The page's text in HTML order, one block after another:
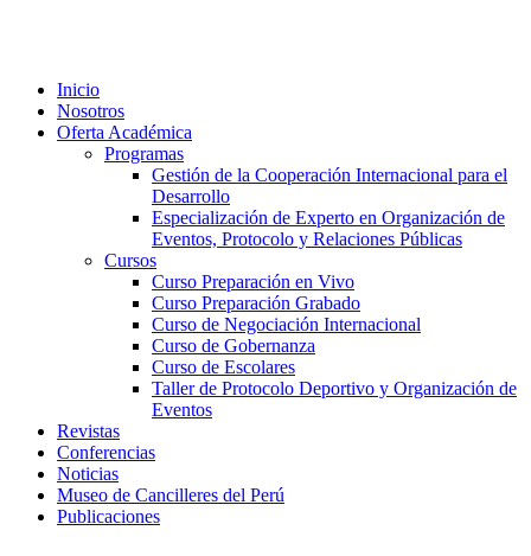
Inicio
Nosotros
Oferta Académica
Programas
Gestión de la Cooperación Internacional para el
Desarrollo
Especialización de Experto en Organización de
Eventos, Protocolo y Relaciones Públicas
Cursos
Curso Preparación en Vivo
Curso Preparación Grabado
Curso de Negociación Internacional
Curso de Gobernanza
Curso de Escolares
Taller de Protocolo Deportivo y Organización de
Eventos
Revistas
Conferencias
Noticias
Museo de Cancilleres del Perú
Publicaciones